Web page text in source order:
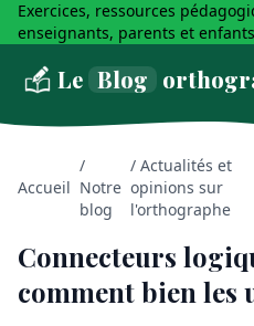
Exercices, ressources
enseignants, parents et
Le Blog
Accueil
/
Notre
blog
/ Actualités et
opinions sur
l'orthographe
Connecteurs
comment bien les